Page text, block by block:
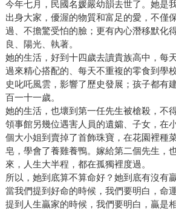
今年七月，民國名媛嚴幼韻去世了。她是
出身大家，優渥的物質和富足的愛，不僅
過、不擔驚受怕的臉；更有內心潛移默化
良、陽光、執著。
她的生活，好到十四歲去讀貴族高中，每
過來精心搭配的、每天不重複的零食到學
史叱吒風雲，影響了歷史發展；孩子都有
百一十一歲。
她的生活，也壞到第一任先生被槍殺，不
領事館另幾位遇害人員的遺孀、子女，在
個大小姐到賣掉了首飾珠寶，在花園裡種
皂，學會了養雞養鴨。嫁給第二個先生，
來，人生大半程，都在孤獨裡度過。
所以，她到底算不算命好？她到底有沒有
當我們提到好命的時候，我們要明白，命
提到人生贏家的時候，我們要明白，贏是